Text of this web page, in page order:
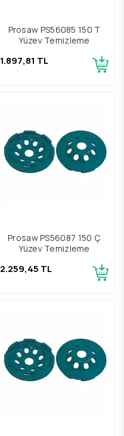
Prosaw PS56085 150 T
Yüzey Temizleme
1.897,81 TL
Prosaw PS56087 150 Ç
Yüzey Temizleme
2.259,45 TL